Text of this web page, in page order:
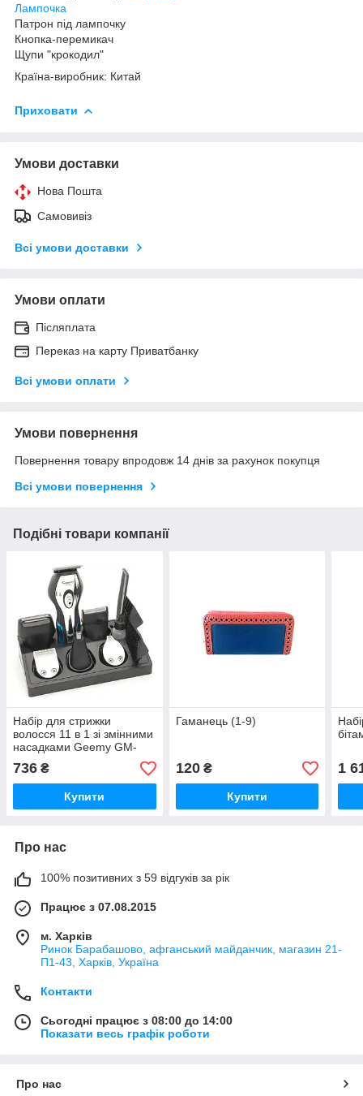
Лампочка
Патрон під лампочку
Кнопка-перемикач
Щупи "крокодил"
Країна-виробник: Китай
Приховати
Умови доставки
Нова Пошта
Самовивіз
Всі умови доставки
Умови оплати
Післяплата
Переказ на карту Приватбанку
Всі умови оплати
Умови повернення
Повернення товару впродовж 14 днів за рахунок покупця
Всі умови повернення
Подібні товари компанії
Набір для стрижки
волосся 11 в 1 зі змінними
насадками Geemy GM-
562
736 ₴
Купити
Гаманець (1-9)
120₴
Купити
1
Про нас
100% позитивних з 59 відгуків за рік
Працює з 07.08.2015
м. Харків
Ринок Барабашово, афганський майданчик, магазин 21-
П1-43, Харків, Україна
Контакти
Сьогодні працює з 08:00 до 14:00
Показати весь графік роботи
Про нас